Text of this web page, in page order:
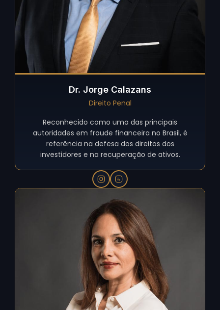
Dr. Jorge Calazans
Direito Penal
Reconhecido como uma das principais
autoridades em fraude financeira no Brasil, é
referência na defesa dos direitos dos
investidores e na recuperação de ativos.